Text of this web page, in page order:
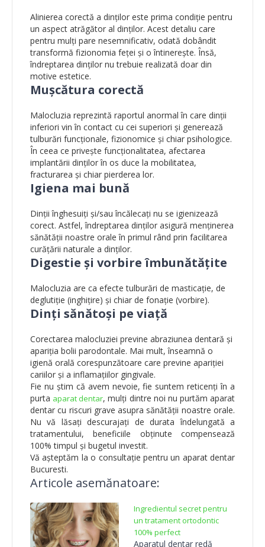
Alinierea corectă a dinților este prima condiție pentru
un aspect atrăgător al dinților. Acest detaliu care
pentru mulți pare nesemnificativ, odată dobândit
transformă fizionomia feței și o întinerește. Însă,
îndreptarea dinților nu trebuie realizată doar din
motive estetice.
Mușcătura corectă
Malocluzia reprezintă raportul anormal în care dinții
inferiori vin în contact cu cei superiori și generează
tulburări funcționale, fizionomice și chiar psihologice.
În ceea ce privește funcționalitatea, afectarea
implantării dinților în os duce la mobilitatea,
fracturarea și chiar pierderea lor.
Igiena mai bună
Dinții înghesuiți și/sau încălecați nu se igienizează
corect. Astfel, îndreptarea dinților asigură menținerea
sănătății noastre orale în primul rând prin facilitarea
curățării naturale a dinților.
Digestie și vorbire îmbunătățite
Malocluzia are ca efecte tulburări de masticație, de
deglutiție (inghițire) și chiar de fonație (vorbire).
Dinți sănătoși pe viață
Corectarea malocluziei previne abraziunea dentară și
apariția bolii parodontale. Mai mult, înseamnă o
igienă orală corespunzătoare care previne apariției
cariilor și a inflamațiilor gingivale.
Fie nu știm că avem nevoie, fie suntem reticenți în a
purta aparat dentar, mulți dintre noi nu purtăm aparat
dentar cu riscuri grave asupra sănătății noastre orale.
Nu vă lăsați descurajați de durata îndelungată a
tratamentului, beneficiile obținute compensează
100% timpul și bugetul investit.
Vă așteptăm la o consultație pentru un aparat dentar
Bucuresti.
Articole asemănatoare:
Ingredientul secret pentru
un tratament ortodontic
100% perfect
Aparatul dentar redă